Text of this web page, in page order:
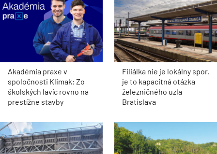
Akadémia praxe v
spoločnosti Klimak: Zo
školských lavíc rovno na
prestížne stavby
Filiálka nie je lokálny spor,
je to kapacitná otázka
železničného uzla
Bratislava